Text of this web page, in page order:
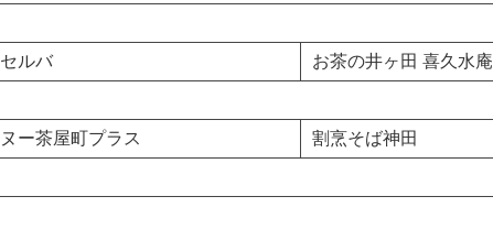
セルバ お茶の井ヶ田 喜久水庵
ヌー茶屋町プラス 割烹そば神田